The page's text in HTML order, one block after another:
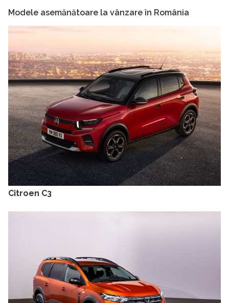
Modele asemănătoare la vânzare în România
Citroen C3